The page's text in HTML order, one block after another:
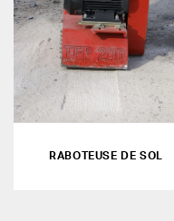
RABOTEUSE DE SOL